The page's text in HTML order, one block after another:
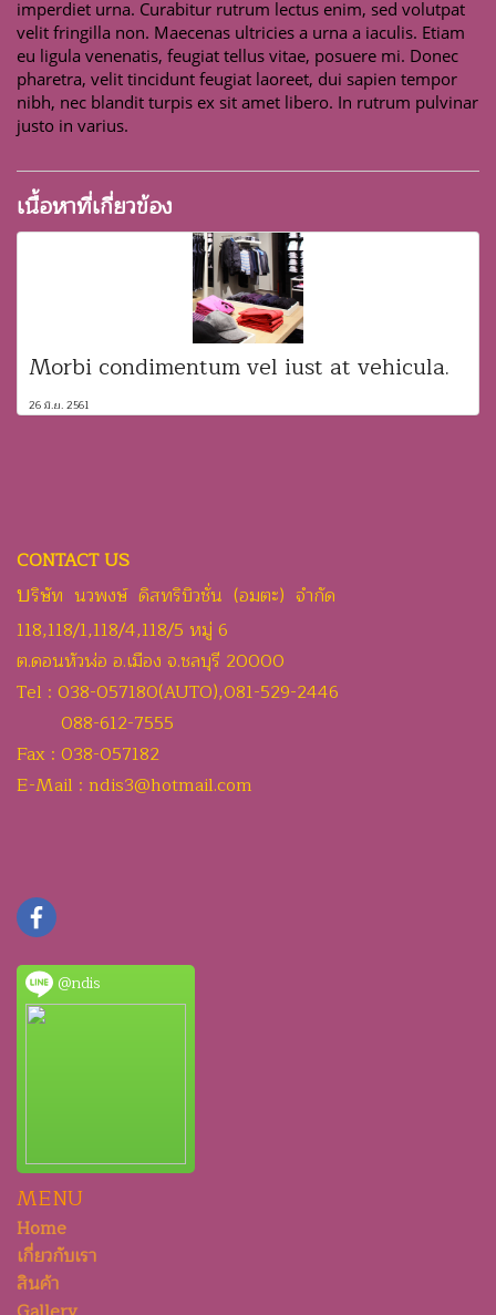
imperdiet urna. Curabitur rutrum lectus enim, sed volutpat
velit fringilla non. Maecenas ultricies a urna a iaculis. Etiam
eu ligula venenatis, feugiat tellus vitae, posuere mi. Donec
pharetra, velit tincidunt feugiat laoreet, dui sapien tempor
nibh, nec blandit turpis ex sit amet libero. In rutrum pulvinar
justo in varius.
เนื้อหาที่เกี่ยวข้อง
Morbi condimentum vel iust at vehicula.
26 มิ.ย. 2561
CONTACT US
บริษัท นวพงษ์ ดิสทริบิวชั่น (อมตะ) จำกัด
118,118/1,118/4,118/5 หมู่ 6
ต.ดอนหัวฬ่อ อ.เมือง จ.ชลบุรี 20000
Tel : 038-057180(AUTO),081-529-2446
088-612-7555
Fax : 038-057182
E-Mail : ndis3@hotmail.com
@ndis
MENU
Home
เกี่ยวกับเรา
สินค้า